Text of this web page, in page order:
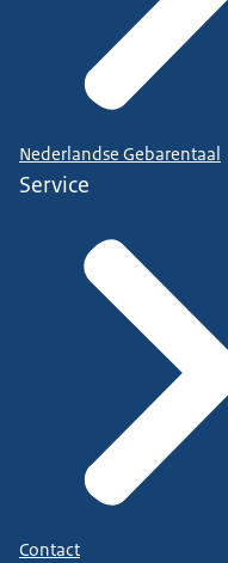
Nederlandse Gebarentaal
Service
Contact